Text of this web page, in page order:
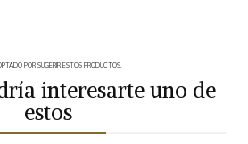
POR SUGERIR ESTOS PRODUCTOS.
interesarte uno de
estos